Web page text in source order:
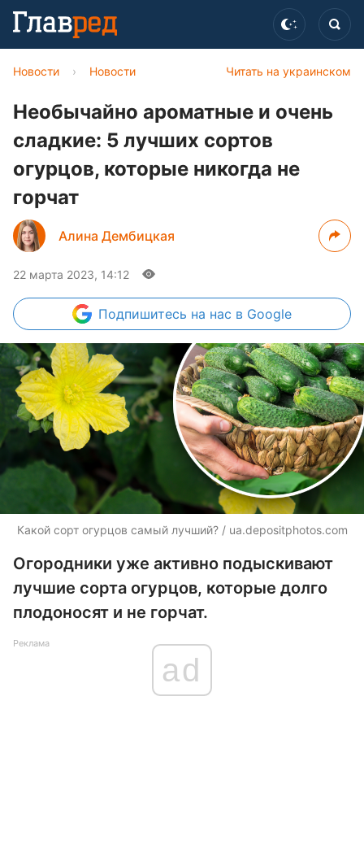
Читать на украинском
Новости › Новости
Необычайно ароматные и очень
сладкие: 5 лучших сортов
огурцов, которые никогда не
горчат
Алина Дембицкая
22 марта 2023, 14:12
Подпишитесь на нас в Google
Какой сорт огурцов самый лучший? / ua.depositphotos.com
Огородники уже активно подыскивают
лучшие сорта огурцов, которые долго
плодоносят и не горчат.
Реклама
ad